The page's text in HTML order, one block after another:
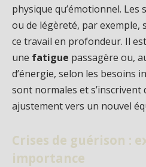
physique qu’émotionnel.
ou de légèreté, par exemple,
ce travail en profondeur. Il
une fatigue passagère ou,
d’énergie, selon les besoins
sont normales et s’inscrivent
ajustement vers un nouvel
Crises de guérison :
importance